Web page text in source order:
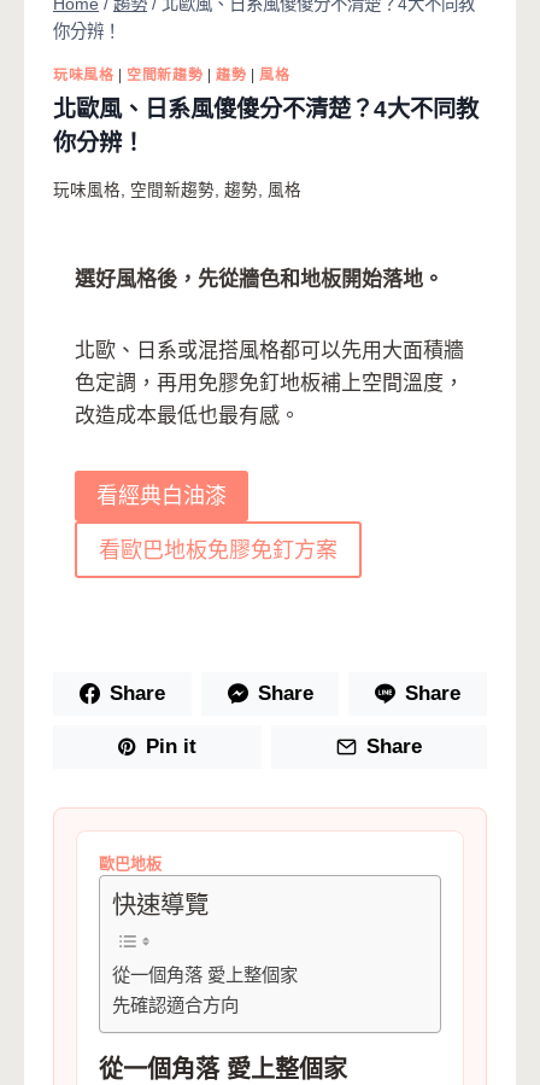
你分辨！
玩味風格 | 空間新趨勢 | 趨勢 | 風格
北歐風、日系風傻傻分不清楚？4大不同教
你分辨！
玩味風格, 空間新趨勢, 趨勢, 風格
選好風格後，先從牆色和地板開始落地。
北歐、日系或混搭風格都可以先用大面積牆
色定調，再用免膠免釘地板補上空間溫度，
改造成本最低也最有感。
看經典白油漆
看歐巴地板免膠免釘方案
Share Share Share
Pin it Share
歐巴地板
快速導覽
從一個角落 愛上整個家
先確認適合方向
從一個角落 愛上整個家